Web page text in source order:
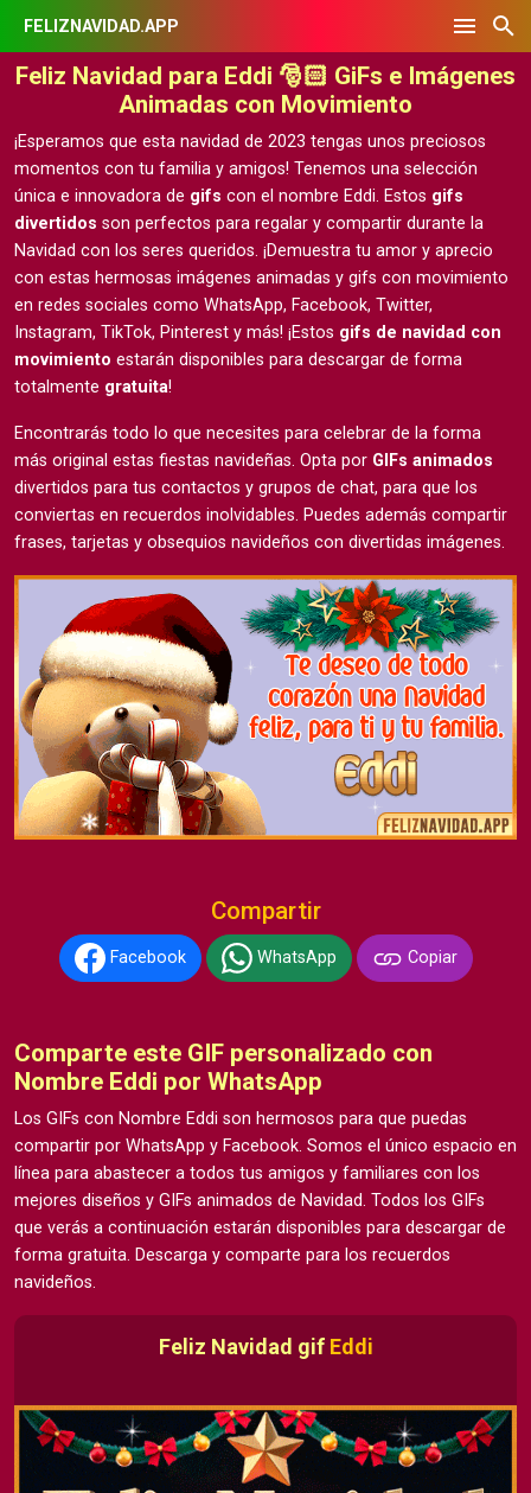
FELIZNAVIDAD.APP
Feliz Navidad para Eddi 🎅🏻 GiFs e Imágenes
Animadas con Movimiento
¡Esperamos que esta navidad de 2023 tengas unos preciosos
momentos con tu familia y amigos! Tenemos una selección
única e innovadora de gifs con el nombre Eddi. Estos gifs
divertidos son perfectos para regalar y compartir durante la
Navidad con los seres queridos. ¡Demuestra tu amor y aprecio
con estas hermosas imágenes animadas y gifs con movimiento
en redes sociales como WhatsApp, Facebook, Twitter,
Instagram, TikTok, Pinterest y más! ¡Estos gifs de navidad con
movimiento estarán disponibles para descargar de forma
totalmente gratuita!
Encontrarás todo lo que necesites para celebrar de la forma
más original estas fiestas navideñas. Opta por GIFs animados
divertidos para tus contactos y grupos de chat, para que los
conviertas en recuerdos inolvidables. Puedes además compartir
frases, tarjetas y obsequios navideños con divertidas imágenes.
Compartir
Facebook WhatsApp Copiar
Comparte este GIF personalizado con
Nombre Eddi por WhatsApp
Los GIFs con Nombre Eddi son hermosos para que puedas
compartir por WhatsApp y Facebook. Somos el único espacio en
línea para abastecer a todos tus amigos y familiares con los
mejores diseños y GIFs animados de Navidad. Todos los GIFs
que verás a continuación estarán disponibles para descargar de
forma gratuita. Descarga y comparte para los recuerdos
navideños.
Feliz Navidad gif Eddi